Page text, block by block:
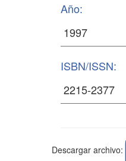
Año:
ISBN/ISSN:
Descargar archivo: